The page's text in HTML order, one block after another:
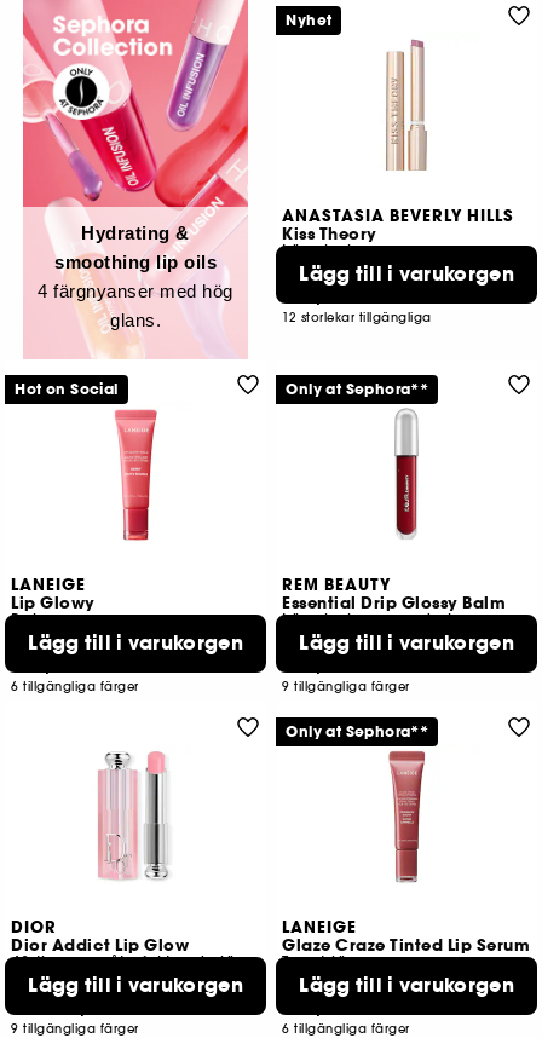
Hydrating &
smoothing lip oils
4 färgnyanser med hög
glans.
ANASTASIA BEVERLY HILLS
Kiss Theory
Läppbalsam
571
249,00 KR
12 storlekar tillgängliga
Lägg till i varukorgen
Nyhet
LANEIGE
Lip Glowy
Balm
2157
249,00 KR
6 tillgängliga färger
Lägg till i varukorgen
Hot on Social
REM BEAUTY
Essential Drip Glossy Balm
Läppbalsam med glans
11
259,00 KR
9 tillgängliga färger
Lägg till i varukorgen
Only at Sephora**
DIOR
Dior Addict Lip Glow
48-timmars återfuktande läppbalsam, pH-aktiverad färg
176
9 tillgängliga färger
Lägg till i varukorgen
LANEIGE
Glaze Craze Tinted Lip Serum
Tonat läppserum
244
269,00 KR
6 tillgängliga färger
Lägg till i varukorgen
Only at Sephora**